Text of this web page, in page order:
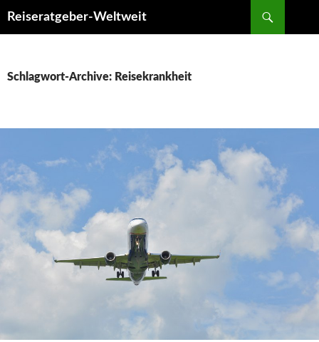
Reiseratgeber-Weltweit
Schlagwort-Archive: Reisekrankheit